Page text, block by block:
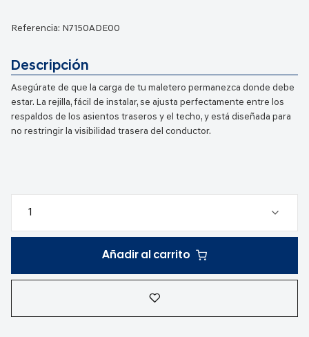
Referencia: N7150ADE00
Descripción
Asegúrate de que la carga de tu maletero permanezca donde debe
estar. La rejilla, fácil de instalar, se ajusta perfectamente entre los
respaldos de los asientos traseros y el techo, y está diseñada para
no restringir la visibilidad trasera del conductor.
Añadir al carrito